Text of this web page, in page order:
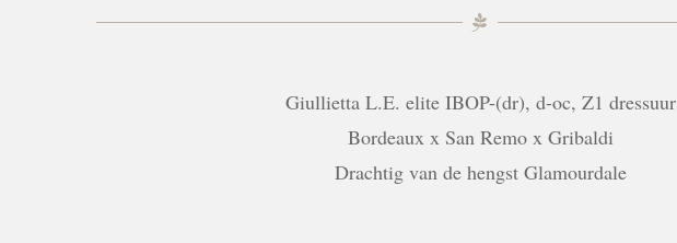
Giullietta L.E. elite IBOP-(dr), d-oc, Z1 dressuur
Bordeaux x San Remo x Gribaldi
Drachtig van de hengst Glamourdale